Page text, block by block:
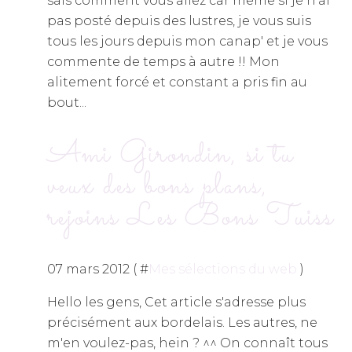
pas posté depuis des lustres, je vous suis
tous les jours depuis mon canap' et je vous
commente de temps à autre !! Mon
alitement forcé et constant a pris fin au
bout...
Ami Girondin, si tu
veux des bons plans,
rejoins Les Bons Tuiss
07 mars 2012 ( #Mes sélections du web )
Hello les gens, Cet article s'adresse plus
précisément aux bordelais. Les autres, ne
m'en voulez-pas, hein ? ^^ On connaît tous